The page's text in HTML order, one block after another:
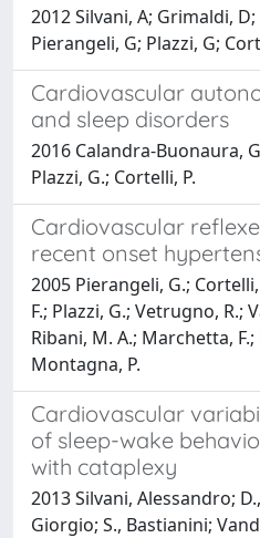
2012 Silvani, A; Grimaldi,
Pierangeli, G; Plazzi, G;
Cardiovascular
and sleep disorders
2016 Calandra-Buonaura,
Plazzi, G.; Cortelli, P.
Cardiovascular
recent onset
2005 Pierangeli, G.;
F.; Plazzi, G.; Vetrugno, R.;
Ribani, M. A.; Marchetta,
Montagna, P.
Cardiovascular
of sleep-wake
with cataplexy
2013 Silvani, Alessandro;
Giorgio; S., Bastianini;